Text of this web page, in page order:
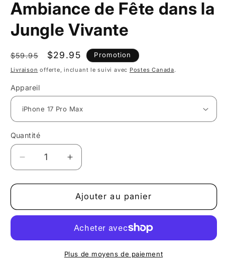
Ambiance de Fête dans la
Jungle Vivante
Prix
habituel
$59.95
Prix
promotionnel
$29.95 Promotion
Livraison offerte, incluant le suivi avec Postes Canada.
Appareil
Quantité
Réduire
la
quantité
Étui
Ambiance
Augmenter
la
quantité
de
Étui
iPhone
Ambiance
de
Ajouter au panier
Plus de moyens de paiement